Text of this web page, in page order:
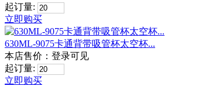
起订量:
立即购买
630ML-9075卡通背带吸管杯太空杯...
本店售价： 登录可见
起订量:
立即购买